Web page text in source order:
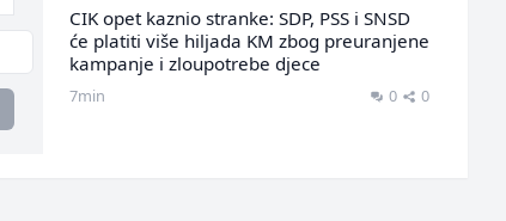
CIK opet kaznio stranke: SDP, PSS i SNSD
će platiti više hiljada KM zbog preuranjene
kampanje i zloupotrebe djece
7min 0 0